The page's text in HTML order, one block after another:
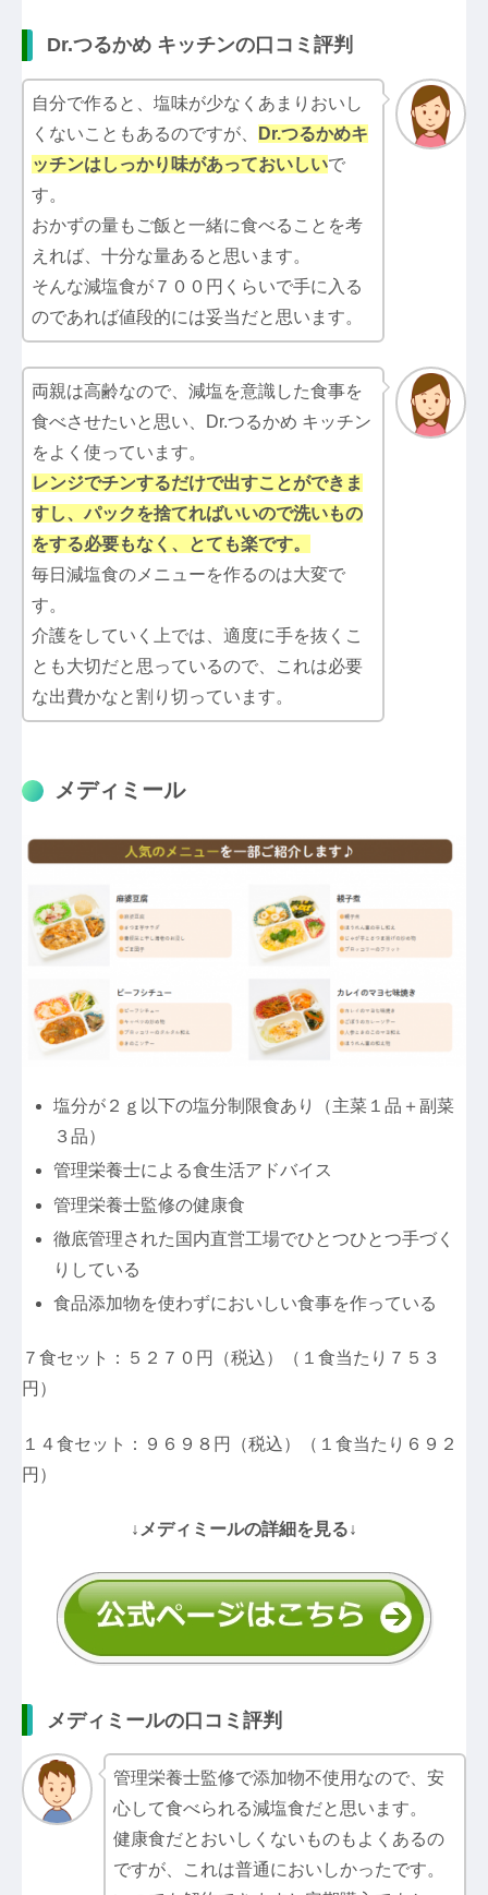
Dr.つるかめ キッチンの口コミ評判
自分で作ると、塩味が少なくあまりおいし
くないこともあるのですが、
Dr.つるかめキ
ッチンはしっかり味があっておいしいで
す。
おかずの量もご飯と一緒に食べることを考
えれば、十分な量あると思います。
そんな減塩食が７００円くらいで手に入る
のであれば値段的には妥当だと思います。
両親は高齢なので、減塩を意識した食事を
食べさせたいと思い、Dr.つるかめ キッチン
をよく使っています。
レンジでチンするだけで出すことができま
すし、パックを捨てればいいので洗いもの
をする必要もなく、とても楽です。
毎日減塩食のメニューを作るのは大変で
す。
介護をしていく上では、適度に手を抜くこ
とも大切だと思っているので、これは必要
な出費かなと割り切っています。
メディミール
塩分が２ｇ以下の塩分制限食あり（主菜１品＋副菜
３品）
管理栄養士による食生活アドバイス
管理栄養士監修の健康食
徹底管理された国内直営工場でひとつひとつ手づく
りしている
食品添加物を使わずにおいしい食事を作っている
７食セット：５２７０円（税込）（１食当たり７５３
円）
１４食セット：９６９８円（税込）（１食当たり６９２
円）
↓メディミールの詳細を見る↓
メディミールの口コミ評判
管理栄養士監修で添加物不使用なので、安
心して食べられる減塩食だと思います。
健康食だとおいしくないものもよくあるの
ですが、これは普通においしかったです。